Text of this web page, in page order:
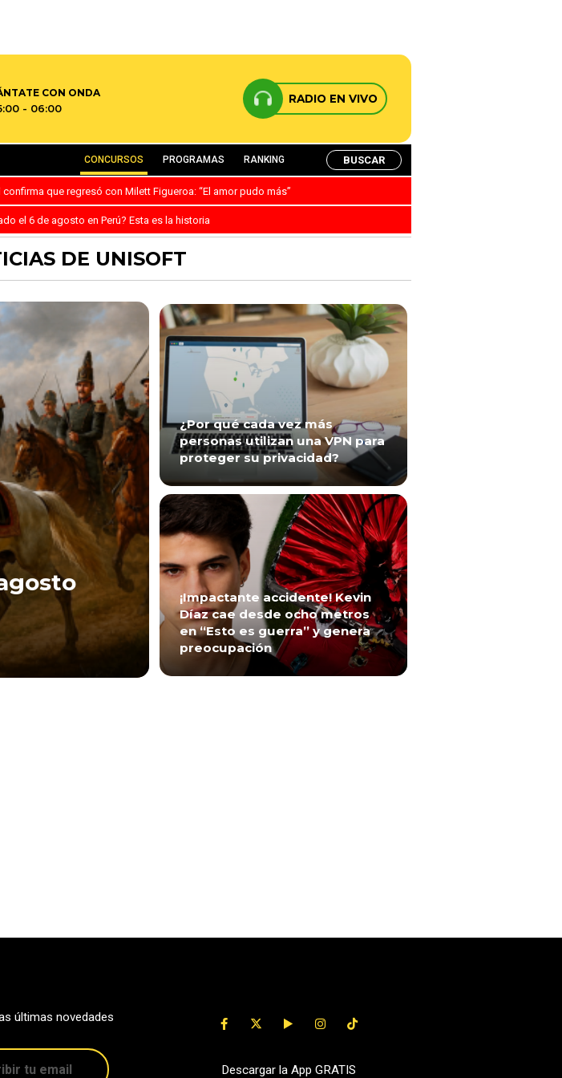
CON ONDA
- 06:00
RADIO EN VIVO
CONCURSOS PROGRAMAS RANKING BUSCAR
confirma que regresó con Milett Figueroa: “El amor pudo más”
el 6 de agosto en Perú? Esta es la historia
DE UNISOFT
¿Por qué cada vez más
personas utilizan una VPN para
proteger su privacidad?
¡Impactante accidente! Kevin
Díaz cae desde ocho metros
en “Esto es guerra” y genera
preocupación
últimas novedades
Descargar la App GRATIS